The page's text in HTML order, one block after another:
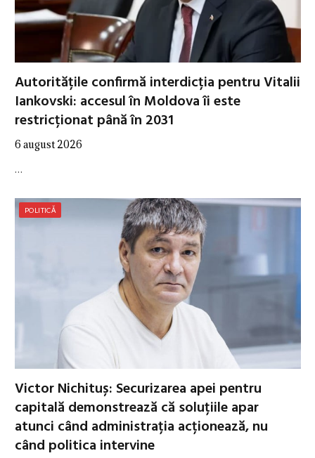
Autoritățile confirmă interdicția pentru Vitalii
Iankovski: accesul în Moldova îi este
restricționat până în 2031
6 august 2026
…
POLITICĂ
Victor Nichituș: Securizarea apei pentru
capitală demonstrează că soluțiile apar
atunci când administrația acționează, nu
când politica intervine